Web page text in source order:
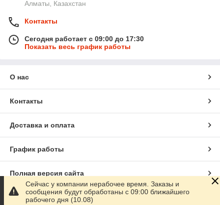
Алматы, Казахстан
Контакты
Сегодня работает с 09:00 до 17:30
Показать весь график работы
О нас
Контакты
Доставка и оплата
График работы
Полная версия сайта
Сайт создан на маркетплейсе
Сейчас у компании нерабочее время. Заказы и
сообщения будут обработаны с 09:00 ближайшего
рабочего дня (10.08)